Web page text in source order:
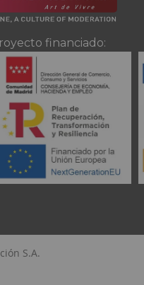
financiado:
S.A.